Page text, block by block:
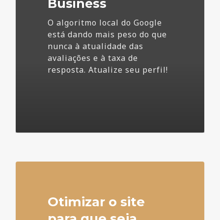
Business
O algoritmo local do Google
está dando mais peso do que
nunca à atualidade das
avaliações e à taxa de
resposta. Atualize seu perfil!
Otimizar o site